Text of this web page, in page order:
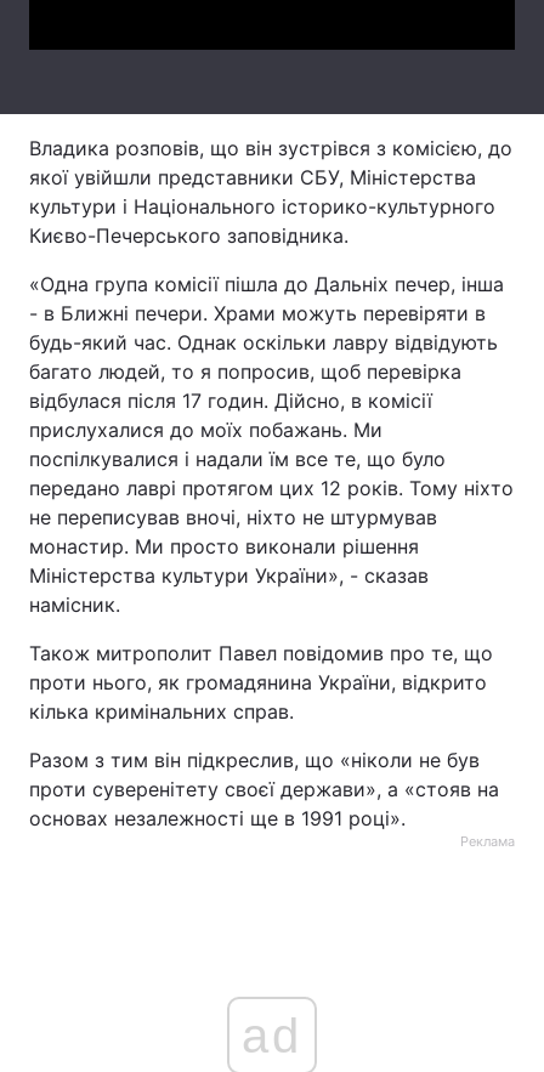
Владика розповів, що він зустрівся з комісією, до
якої увійшли представники СБУ, Міністерства
культури і Національного історико-культурного
Києво-Печерського заповідника.
«Одна група комісії пішла до Дальніх печер, інша
- в Ближні печери. Храми можуть перевіряти в
будь-який час. Однак оскільки лавру відвідують
багато людей, то я попросив, щоб перевірка
відбулася після 17 годин. Дійсно, в комісії
прислухалися до моїх побажань. Ми
поспілкувалися і надали їм все те, що було
передано лаврі протягом цих 12 років. Тому ніхто
не переписував вночі, ніхто не штурмував
монастир. Ми просто виконали рішення
Міністерства культури України», - сказав
намісник.
Також митрополит Павел повідомив про те, що
проти нього, як громадянина України, відкрито
кілька кримінальних справ.
Разом з тим він підкреслив, що «ніколи не був
проти суверенітету своєї держави», а «стояв на
основах незалежності ще в 1991 році».
Реклама
ad